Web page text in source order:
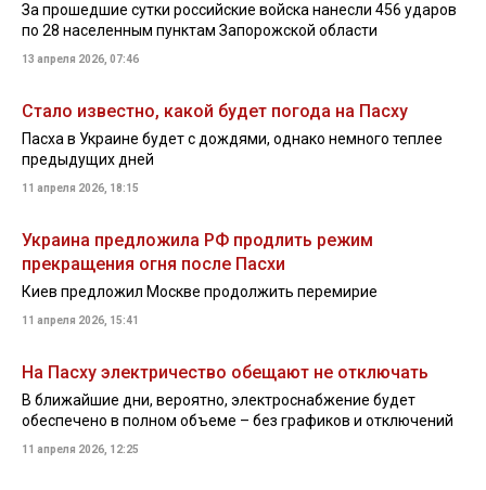
За прошедшие сутки российские войска нанесли 456 ударов
по 28 населенным пунктам Запорожской области
13 апреля 2026, 07:46
Стало известно, какой будет погода на Пасху
Пасха в Украине будет с дождями, однако немного теплее
предыдущих дней
11 апреля 2026, 18:15
Украина предложила РФ продлить режим
прекращения огня после Пасхи
Киев предложил Москве продолжить перемирие
11 апреля 2026, 15:41
На Пасху электричество обещают не отключать
В ближайшие дни, вероятно, электроснабжение будет
обеспечено в полном объеме – без графиков и отключений
11 апреля 2026, 12:25